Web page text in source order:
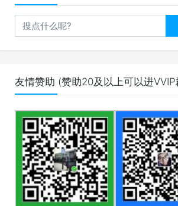
友情赞助 (赞助20及以上可以进VVIP